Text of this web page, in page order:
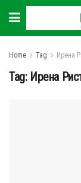
Home Tag Ирена
Tag: Ирена